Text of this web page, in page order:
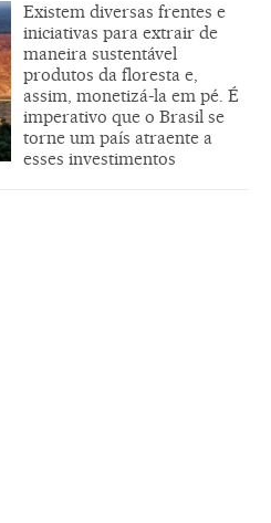
Existem diversas frentes e
iniciativas para extrair de
maneira sustentável
produtos da floresta e,
assim, monetizá-la em pé. É
imperativo que o Brasil se
torne um país atraente a
esses investimentos